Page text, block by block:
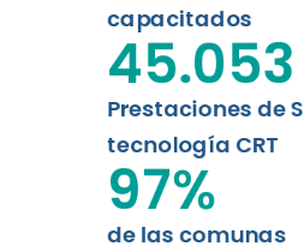
capacitados
Prestaciones de
tecnología CRT
45.053
de las comunas
97%